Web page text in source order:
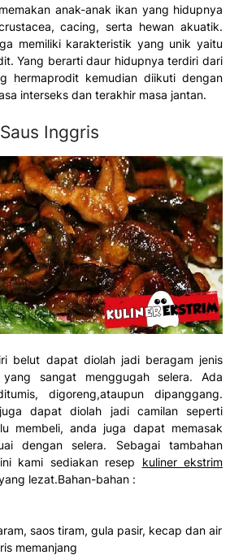
anak-anak ikan yang hidupnya
cacing, serta hewan akuatik.
memiliki karakteristik yang unik yaitu
Yang berarti daur hidupnya terdiri dari
hermaprodit kemudian diikuti dengan
interseks dan terakhir masa jantan.
Inggris
belut dapat diolah jadi beragam jenis
yang sangat menggugah selera. Ada
digoreng,ataupun dipanggang.
dapat diolah jadi camilan seperti
membeli, anda juga dapat memasak
dengan selera. Sebagai tambahan
kami sediakan resep kuliner ekstrim
lezat.Bahan-bahan :
saos tiram, gula pasir, kecap dan air
memanjang